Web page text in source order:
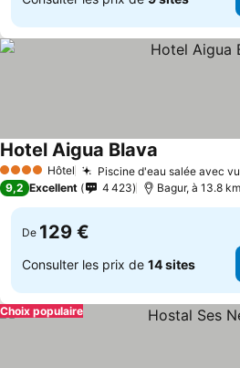
4 Étoiles Hôtel Piscine d'eau salée avec
Hotel Aigua Blava
9,2 Excellent 4 423 Bagur, à 13.8
De 129 €
Consulter les prix de 14 sites
Choix populaire